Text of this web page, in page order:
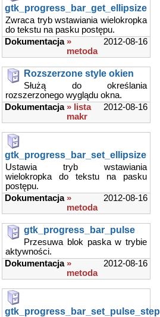
gtk_progress_bar_get_ellipsize
Zwraca tryb wstawiania wielokropka
do tekstu na pasku postępu.
2012-08-16
Dokumentacja »
metoda
Rozszerzone style okien
Służą do określania
rozszerzonego wyglądu okna.
2012-08-16
Dokumentacja » lista
makr
gtk_progress_bar_set_ellipsize
Ustawia tryb wstawiania
wielokropka do tekstu na pasku
postępu.
2012-08-16
Dokumentacja »
metoda
gtk_progress_bar_pulse
Przesuwa blok paska w trybie
aktywności.
2012-08-16
Dokumentacja »
metoda
gtk_progress_bar_set_pulse_step